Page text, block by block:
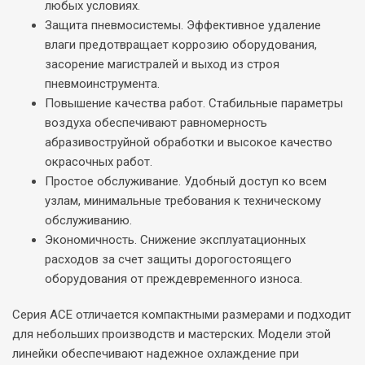
любых условиях.
Защита пневмосистемы. Эффективное удаление
влаги предотвращает коррозию оборудования,
засорение магистралей и выход из строя
пневмоинструмента.
Повышение качества работ. Стабильные параметры
воздуха обеспечивают равномерность
абразивоструйной обработки и высокое качество
окрасочных работ.
Простое обслуживание. Удобный доступ ко всем
узлам, минимальные требования к техническому
обслуживанию.
Экономичность. Снижение эксплуатационных
расходов за счет защиты дорогостоящего
оборудования от преждевременного износа.
Серия ACE отличается компактными размерами и подходит
для небольших производств и мастерских. Модели этой
линейки обеспечивают надежное охлаждение при